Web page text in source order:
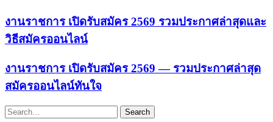
งานราชการ เปิดรับสมัคร 2569 รวมประกาศล่าสุดและ
วิธีสมัครออนไลน์
งานราชการ เปิดรับสมัคร 2569 — รวมประกาศล่าสุด
สมัครออนไลน์ทันใจ
Search